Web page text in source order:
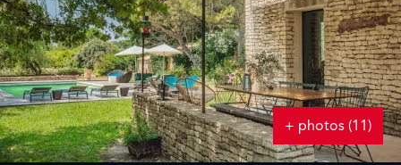
+ photos (11)